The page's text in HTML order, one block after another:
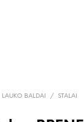
LAUKO BALDAI / STALAI